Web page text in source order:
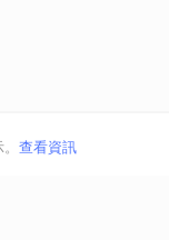
查看資訊